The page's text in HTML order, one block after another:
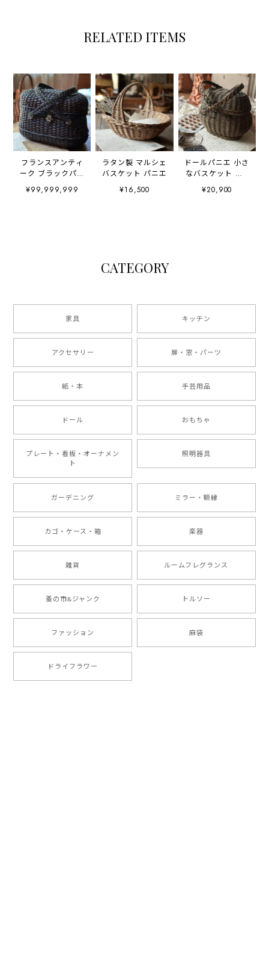
RELATED ITEMS
フランスアンティ
ーク ブラックパニ
エ 差し込み金具
¥99,999,999
ラタン製 マルシェ
バスケット パニエ
¥16,500
ドールパニエ 小さ
なバスケット 黒×
茶
¥20,900
CATEGORY
家具 キッチン
アクセサリー 扉・窓・パーツ
紙・本 手芸用品
ドール おもちゃ
プレート・看板・オーナメン
ト
照明器具
ガーデニング ミラー・額縁
カゴ・ケース・箱 楽器
雑貨 ルームフレグランス
蚤の市&ジャンク トルソー
ファッション 麻袋
ドライフラワー